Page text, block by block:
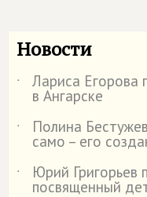
Новости
˙ Лариса Егорова
в Ангарске
˙
Полина
само – его
˙
Юрий Григорьев
посвященный